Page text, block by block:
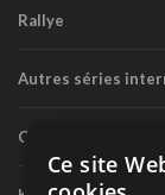
Rallye
Autres séries
Circuit routier
Ce site